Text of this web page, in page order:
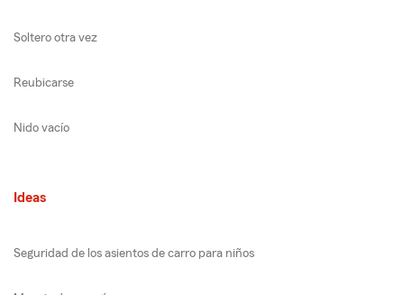
Soltero otra vez
Reubicarse
Nido vacío
Ideas
Seguridad de los asientos de carro para niños